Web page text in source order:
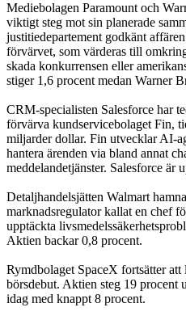
Mediebolagen Paramount och
viktigt steg mot sin planerade
justitiedepartement godkänt
förvärvet, som värderas till
skada konkurrensen eller
stiger 1,6 procent medan Warner
CRM-specialisten Salesforce har
förvärva kundservicebolaget Fin,
miljarder dollar. Fin utvecklar AI-
hantera ärenden via bland annat
meddelandetjänster. Salesforce är
Detaljhandelsjätten Walmart
marknadsregulator kallat en chef
upptäckta
Aktien backar 0,8 procent.
Rymdbolaget SpaceX fortsätter
börsdebut. Aktien steg 19 procent
idag med knappt 8 procent.